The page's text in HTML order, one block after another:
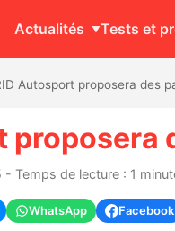
Actualités Tests et
Autosport proposera des
proposera
- Temps de lecture : 1
WhatsApp Facebook